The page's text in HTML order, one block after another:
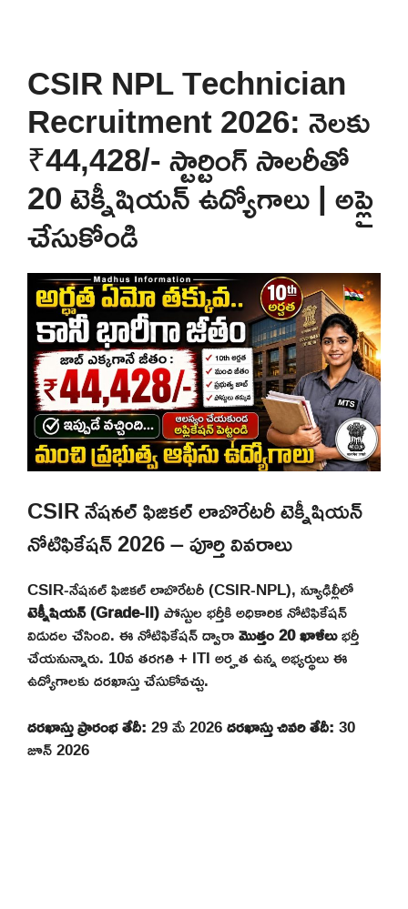
CSIR NPL Technician
Recruitment 2026: నెలకు
₹44,428/- స్టార్టింగ్ సాలరీతో
20 టెక్నీషియన్ ఉద్యోగాలు | అప్లై
చేసుకోండి
CSIR నేషనల్ ఫిజికల్ లాబొరేటరీ టెక్నీషియన్
నోటిఫికేషన్ 2026 – పూర్తి వివరాలు
CSIR-నేషనల్ ఫిజికల్ లాబొరేటరీ (CSIR-NPL), న్యూఢిల్లీలో
టెక్నీషియన్ (Grade-II)పోస్టుల భర్తీకి అధికారిక నోటిఫికేషన్
విడుదల చేసింది. ఈ నోటిఫికేషన్ ద్వారామొత్తం 20 ఖాళీలుభర్తీ
చేయనున్నారు. 10వ తరగతి + ITI అర్హత ఉన్న అభ్యర్థులు ఈ
ఉద్యోగాలకు దరఖాస్తు చేసుకోవచ్చు.
దరఖాస్తు ప్రారంభ తేదీ:29 మే 2026దరఖాస్తు చివరి తేదీ:30
జూన్ 2026